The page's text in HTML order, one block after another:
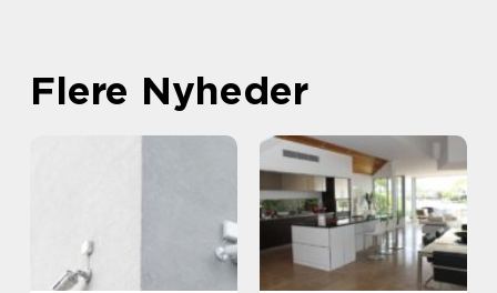
Flere Nyheder